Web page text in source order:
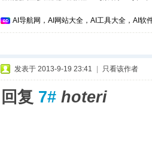
AI导航网，AI网站大全，AI工具大全，AI软
发表于 2013-9-19 23:41 只看该作者
回复 7# hoteri